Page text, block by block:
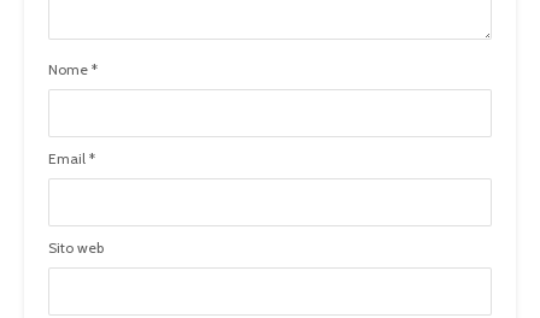
Nome *
Email *
Sito web